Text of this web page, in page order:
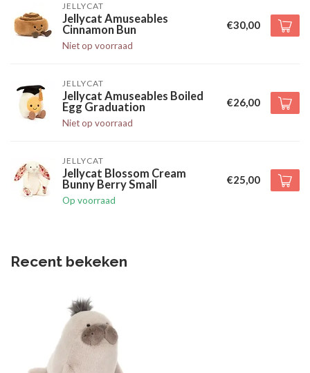
JELLYCAT
Jellycat Amuseables
Cinnamon Bun
Niet op voorraad
€30,00
JELLYCAT
Jellycat Amuseables Boiled
Egg Graduation
Niet op voorraad
€26,00
JELLYCAT
Jellycat Blossom Cream
Bunny Berry Small
Op voorraad
€25,00
Recent bekeken